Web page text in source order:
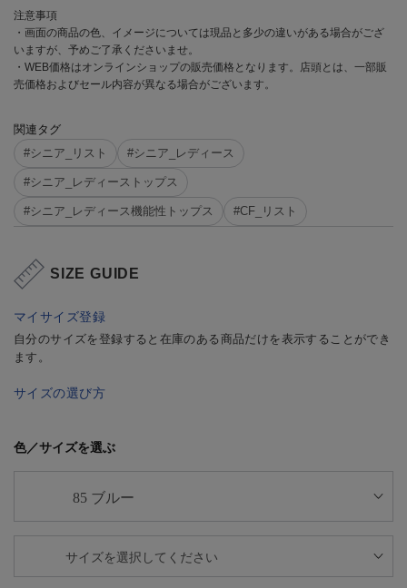
注意事項
・画面の商品の色、イメージについては現品と多少の違いがある場合がござ
いますが、予めご了承くださいませ。
・WEB価格はオンラインショップの販売価格となります。店頭とは、一部販
売価格およびセール内容が異なる場合がございます。
関連タグ
#シニア_リスト
#シニア_レディース
#シニア_レディーストップス
#シニア_レディース機能性トップス #CF_リスト
SIZE GUIDE
マイサイズ登録
自分のサイズを登録すると在庫のある商品だけを表示することができ
ます。
サイズの選び方
色／サイズを選ぶ